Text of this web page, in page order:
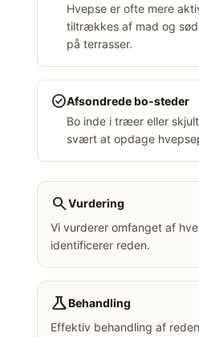
Hvepse er ofte mere
tiltrækkes af mad og
på terrasser.
check_circleAfsondrede bo-steder
Bo inde i træer eller
svært at opdage
searchVurdering
Vi vurderer omfanget af
identificerer reden.
scienceBehandling
Effektiv behandling af